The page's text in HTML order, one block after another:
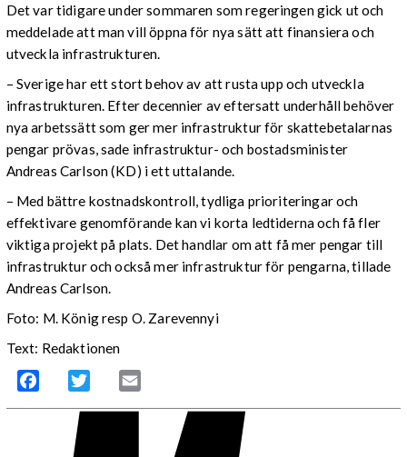
Det var tidigare under sommaren som regeringen gick ut och
meddelade att man vill öppna för nya sätt att finansiera och
utveckla infrastrukturen.
– Sverige har ett stort behov av att rusta upp och utveckla
infrastrukturen. Efter decennier av eftersatt underhåll behöver
nya arbetssätt som ger mer infrastruktur för skattebetalarnas
pengar prövas, sade infrastruktur- och bostadsminister
Andreas Carlson (KD) i ett uttalande.
– Med bättre kostnadskontroll, tydliga prioriteringar och
effektivare genomförande kan vi korta ledtiderna och få fler
viktiga projekt på plats. Det handlar om att få mer pengar till
infrastruktur och också mer infrastruktur för pengarna, tillade
Andreas Carlson.
Foto: M. König resp O. Zarevennyi
Text: Redaktionen
Facebook Twitter